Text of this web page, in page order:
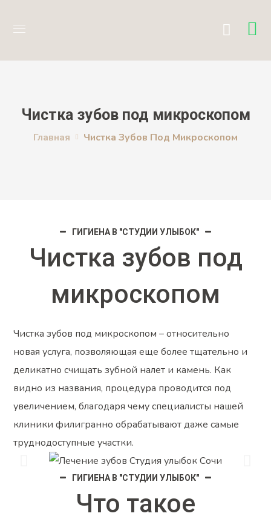
Чистка зубов под микроскопом
Главная Чистка Зубов Под Микроскопом
ГИГИЕНА В "СТУДИИ УЛЫБОК"
Чистка зубов под
микроскопом
Чистка зубов под микроскопом – относительно
новая услуга, позволяющая еще более тщательно и
деликатно счищать зубной налет и камень. Как
видно из названия, процедура проводится под
увеличением, благодаря чему специалисты нашей
клиники филигранно обрабатывают даже самые
труднодоступные участки.
ГИГИЕНА В "СТУДИИ УЛЫБОК"
Что такое